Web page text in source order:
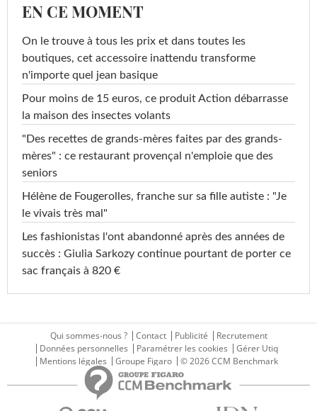
EN CE MOMENT
On le trouve à tous les prix et dans toutes les
boutiques, cet accessoire inattendu transforme
n'importe quel jean basique
Pour moins de 15 euros, ce produit Action débarrasse
la maison des insectes volants
"Des recettes de grands-mères faites par des grands-
mères" : ce restaurant provençal n'emploie que des
seniors
Hélène de Fougerolles, franche sur sa fille autiste : "Je
le vivais très mal"
Les fashionistas l'ont abandonné après des années de
succès : Giulia Sarkozy continue pourtant de porter ce
sac français à 820 €
Qui sommes-nous ? Contact Publicité
Recrutement
Données personnelles
Paramétrer les cookies
Gérer Utiq
Mentions légales
Groupe Figaro © 2026 CCM Benchmark